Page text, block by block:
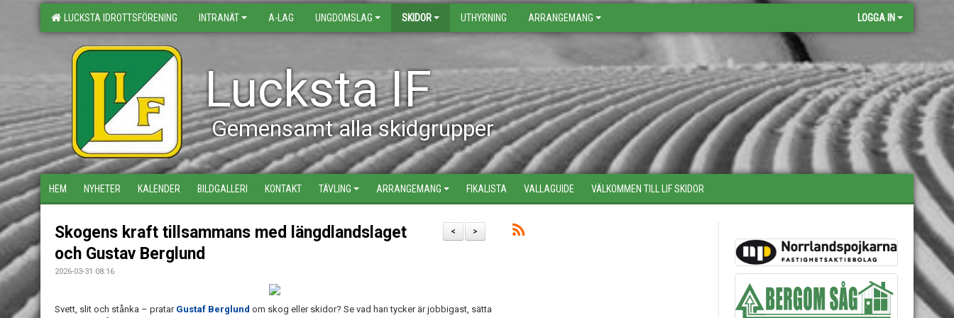
LUCKSTA IDROTTSFÖRENING INTRANÄT A-LAG UNGDOMSLAG SKIDOR UTHYRNING ARRANGEMANG LOGGA IN
Lucksta IF
Gemensamt alla skidgrupper
HEM NYHETER KALENDER BILDGALLERI KONTAKT TÄVLING ARRANGEMANG FIKALISTA VALLAGUIDE VÄLKOMMEN TILL LIF SKIDOR
>
<
Skogens kraft tillsammans med längdlandslaget
och Gustav Berglund
2026-03-31 08:16
Svett, slit och stånka – pratar Gustaf Berglund om skog eller skidor? Se vad han tycker är jobbigast, sätta